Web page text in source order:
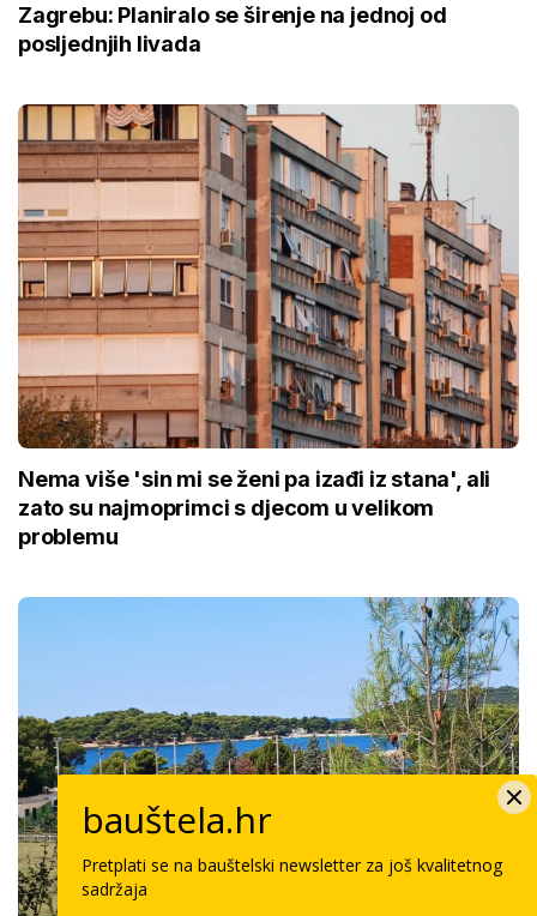
Zagrebu: Planiralo se širenje na jednoj od
posljednjih livada
Nema više 'sin mi se ženi pa izađi iz stana', ali
zato su najmoprimci s djecom u velikom
problemu
bauštela.hr
Pretplati se na bauštelski newsletter za još kvalitetnog
sadržaja